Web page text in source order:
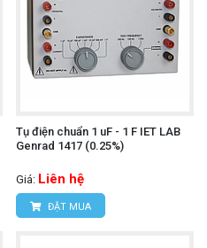
Tụ điện chuẩn 1 uF - 1 F IET LAB
Genrad 1417 (0.25%)
Giá: Liên hệ
ĐẶT MUA